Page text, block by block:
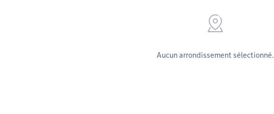
Aucun arrondissement sélectionné.